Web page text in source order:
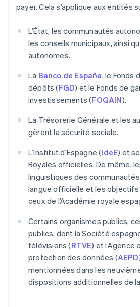
payer. Cela s’applique aux entités
L’État, les communautés
les conseils municipaux, ainsi
autonomes.
La Banco de España, le Fonds
dépôts (FGD) et le Fonds de
investissements (FOGAIN).
La Trésorerie Générale et les
gèrent la sécurité sociale.
L’Institut d’Espagne (IdeE) et
Royales officielles. De même,
linguistiques des
langue officielle et les objectifs
ceux de l’Académie royale
Certains organismes publics,
publics, dont la Société
télévisions (RTVE) et l’Agence
protection des données (AEPD
mentionnées dans les
dispositions additionnelles de